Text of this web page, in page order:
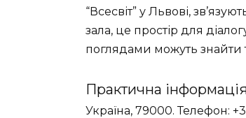
“Всесвіт” у Львові,
зала, це простір для
поглядами можуть знайти
Практична
Україна, 79000. Телефон: